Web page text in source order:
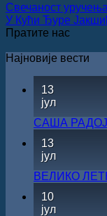
Свечаност
У Кући Ђуре
Пратите нас
Најновије вести
13
јул
САША
13
јул
ВЕЛИКО
10
јул